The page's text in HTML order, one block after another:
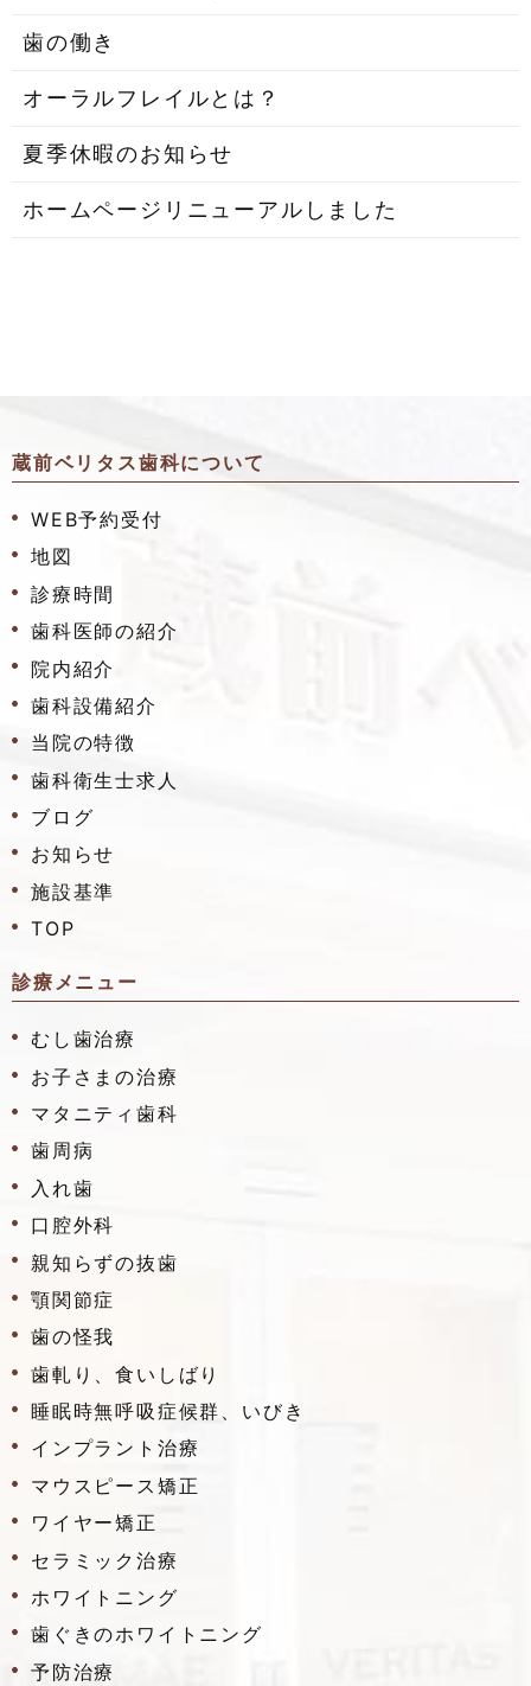
歯の働き
オーラルフレイルとは？
夏季休暇のお知らせ
ホームページリニューアルしました
蔵前ベリタス歯科について
WEB予約受付
地図
診療時間
歯科医師の紹介
院内紹介
歯科設備紹介
当院の特徴
歯科衛生士求人
ブログ
お知らせ
施設基準
TOP
診療メニュー
むし歯治療
お子さまの治療
マタニティ歯科
歯周病
入れ歯
口腔外科
親知らずの抜歯
顎関節症
歯の怪我
歯軋り、食いしばり
睡眠時無呼吸症候群、いびき
インプラント治療
マウスピース矯正
ワイヤー矯正
セラミック治療
ホワイトニング
歯ぐきのホワイトニング
予防治療